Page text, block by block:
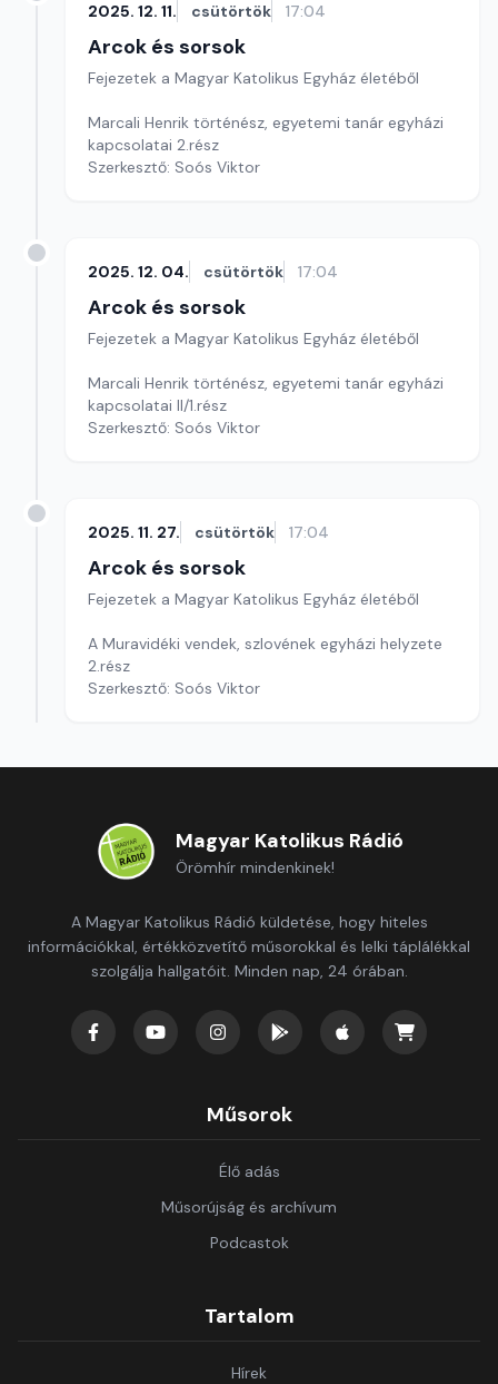
2025. 12. 11. csütörtök 17:04
Arcok és sorsok
Fejezetek a Magyar Katolikus Egyház életéből
Marcali Henrik történész, egyetemi tanár egyházi
kapcsolatai 2.rész
Szerkesztő: Soós Viktor
2025. 12. 04. csütörtök 17:04
Arcok és sorsok
Fejezetek a Magyar Katolikus Egyház életéből
Marcali Henrik történész, egyetemi tanár egyházi
kapcsolatai II/1.rész
Szerkesztő: Soós Viktor
2025. 11. 27. csütörtök 17:04
Arcok és sorsok
Fejezetek a Magyar Katolikus Egyház életéből
A Muravidéki vendek, szlovének egyházi helyzete
2.rész
Szerkesztő: Soós Viktor
Magyar Katolikus Rádió
Örömhír mindenkinek!
A Magyar Katolikus Rádió küldetése, hogy hiteles
információkkal, értékközvetítő műsorokkal és lelki táplálékkal
szolgálja hallgatóit. Minden nap, 24 órában.
Műsorok
Élő adás
Műsorújság és archívum
Podcastok
Tartalom
Hírek